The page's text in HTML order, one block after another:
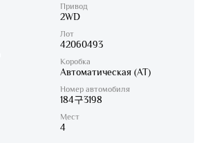
Привод
2WD
Лот
42060493
Коробка
Автоматическая (AT)
Номер автомобиля
184구3198
Мест
4